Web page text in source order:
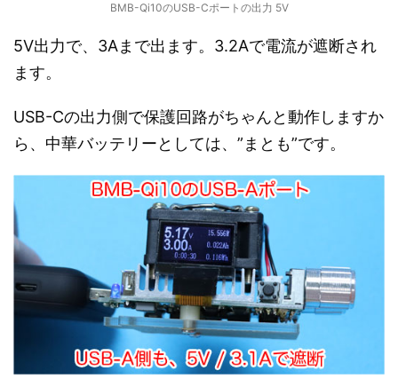
BMB-Qi10のUSB-Cポートの出力 5V
5V出力で、3Aまで出ます。3.2Aで電流が遮断され
ます。
USB-Cの出力側で保護回路がちゃんと動作しますか
ら、中華バッテリーとしては、”まとも”です。